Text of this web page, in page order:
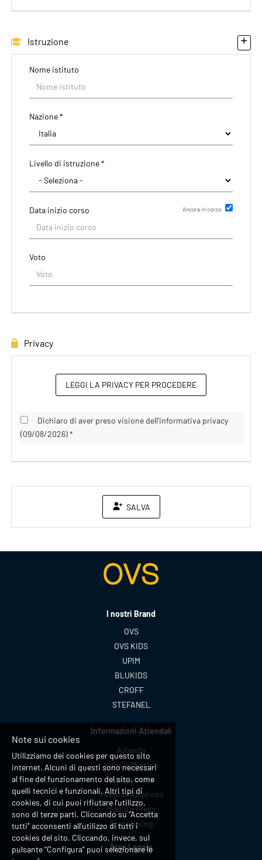
Istruzione
Nome istituto
Nazione *
Livello di istruzione *
Data inizio corso Ancora in corso
Data di rilascio del titolo
Voto
Privacy
LEGGI LA PRIVACY PER PROCEDERE
Dichiaro di aver preso visione dell’informativa privacy
(09/08/2026) *
SALVA
I nostri Brand
OVS
OVS KIDS
UPIM
BLUKIDS
CROFF
STEFANEL
Informazioni Aziendali
Azienda
Valori e Mission
Sostenibilità
Investor Relations
Media e Press
Franchising
Area Legale
Note sui cookies
Utilizziamo dei cookies per questo sito
internet. Alcuni di questi sono necessari
al fine del funzionamento del sito, come
quelli tecnici e funzionali. Altri tipi di
cookies, di cui puoi rifiutare l’utilizzo,
sono di terze parti. Cliccando su “Accetta
tutti” acconsenti all’utilizzo di tutti i
cookies del sito. Cliccando, invece, sul
pulsante “Configura” puoi selezionare le